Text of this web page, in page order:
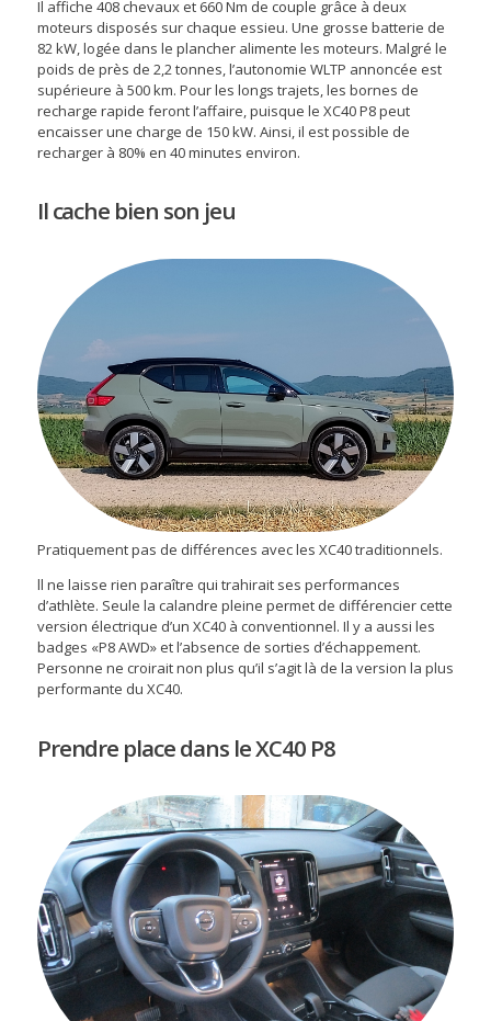
Il affiche 408 chevaux et 660 Nm de couple grâce à deux
moteurs disposés sur chaque essieu. Une grosse batterie de
82 kW, logée dans le plancher alimente les moteurs. Malgré le
poids de près de 2,2 tonnes, l’autonomie WLTP annoncée est
supérieure à 500 km. Pour les longs trajets, les bornes de
recharge rapide feront l’affaire, puisque le XC40 P8 peut
encaisser une charge de 150 kW. Ainsi, il est possible de
recharger à 80% en 40 minutes environ.
Il cache bien son jeu
Pratiquement pas de différences avec les XC40 traditionnels.
ll ne laisse rien paraître qui trahirait ses performances
d’athlète. Seule la calandre pleine permet de différencier cette
version électrique d’un XC40 à conventionnel. Il y a aussi les
badges «P8 AWD» et l’absence de sorties d’échappement.
Personne ne croirait non plus qu’il s’agit là de la version la plus
performante du XC40.
Prendre place dans le XC40 P8